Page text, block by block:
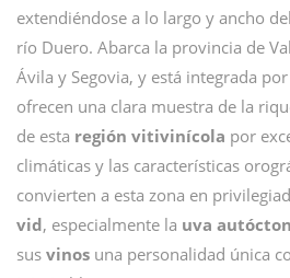
extendiéndose a lo largo y ancho
río Duero. Abarca la provincia de
Ávila y Segovia, y está integrada
ofrecen una clara muestra de la
de esta región vitivinícola por
climáticas y las características
convierten a esta zona en
vid, especialmente la uva
sus vinos una personalidad única